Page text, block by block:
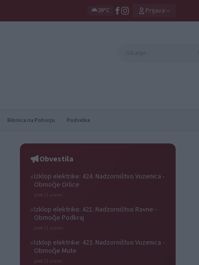
🌥️29°C Prijava
Ribnica na Pohorju Podvelka
Obvestila
⚡Izklop elektrike: 424. Nadzorništvo Vuzenica -
Območje Orlice
pred 11 urami
⚡Izklop elektrike: 421. Nadzorništvo Ravne -
Območje Podkraj
pred 11 urami
⚡Izklop elektrike: 423. Nadzorništvo Vuzenica -
Območje Mute
pred 11 urami